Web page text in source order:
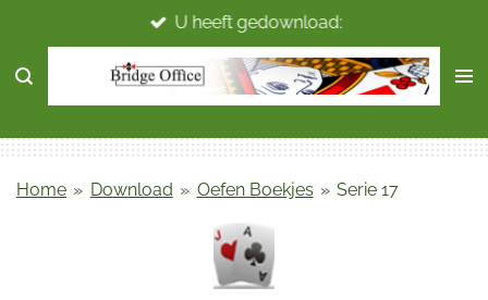
direct
naar
hoofdinhoud
U heeft gedownload:
Home » Download » Oefen Boekjes » Serie 17